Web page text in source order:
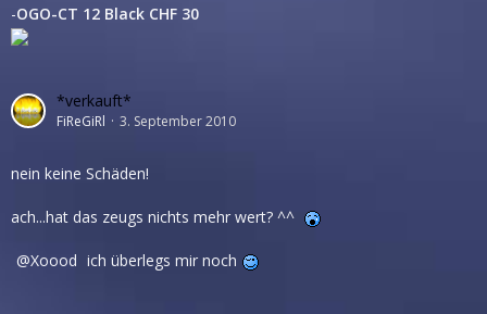
-OGO-CT 12 Black CHF 30
*verkauft*
FiReGiRl 3. September 2010
nein keine Schäden!
ach...hat das zeugs nichts mehr wert? ^^
Xoood ich überlegs mir noch